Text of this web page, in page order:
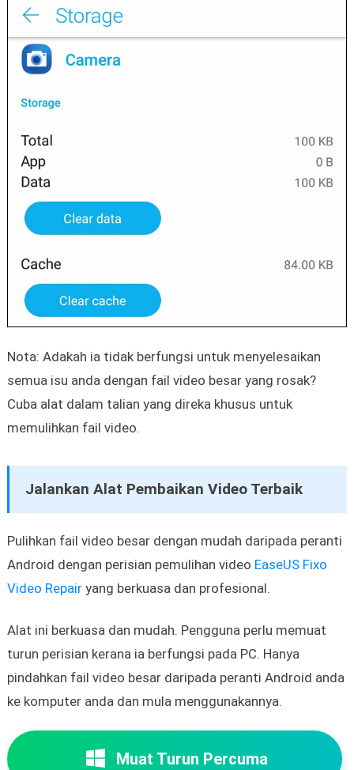
Nota: Adakah ia tidak berfungsi untuk menyelesaikan
semua isu anda dengan fail video besar yang rosak?
Cuba alat dalam talian yang direka khusus untuk
memulihkan fail video.
Jalankan Alat Pembaikan Video Terbaik
Pulihkan fail video besar dengan mudah daripada peranti
Android dengan perisian pemulihan video EaseUS Fixo
Video Repairyang berkuasa dan profesional.
Alat ini berkuasa dan mudah. Pengguna perlu memuat
turun perisian kerana ia berfungsi pada PC. Hanya
pindahkan fail video besar daripada peranti Android anda
ke komputer anda dan mula menggunakannya.
Muat Turun Percuma